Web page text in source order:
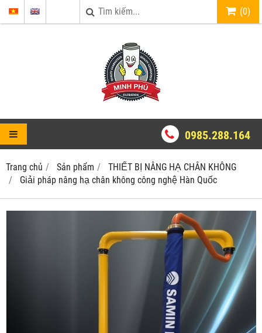
(0)
0985.288.164
Trang chủ Sản phẩm
THIẾT BỊ NÂNG HẠ CHÂN KHÔNG
Giải pháp nâng hạ chân không công nghệ Hàn Quốc